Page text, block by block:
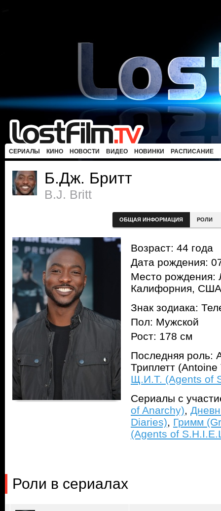
СЕРИАЛЫ КИНО НОВОСТИ ВИДЕО НОВИНКИ РАСПИСАНИЕ
Б.Дж. Бритт
B.J. Britt
ОБЩАЯ ИНФОРМАЦИЯ РОЛИ
Возраст: 44 года
Дата рождения:
Место рождения:
Калифорния, США
Знак зодиака:
Пол: Мужской
Рост: 178 см
Последняя роль:
Триплетт
Щ.И.Т. (Agents of
Сериалы с
of Anarchy),
Diaries), Гримм
(Agents of
Роли в сериалах